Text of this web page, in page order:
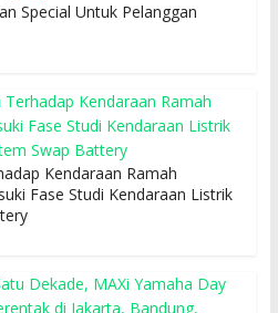
Special Untuk Pelanggan
Kendaraan Ramah
Fase Studi Kendaraan Listrik